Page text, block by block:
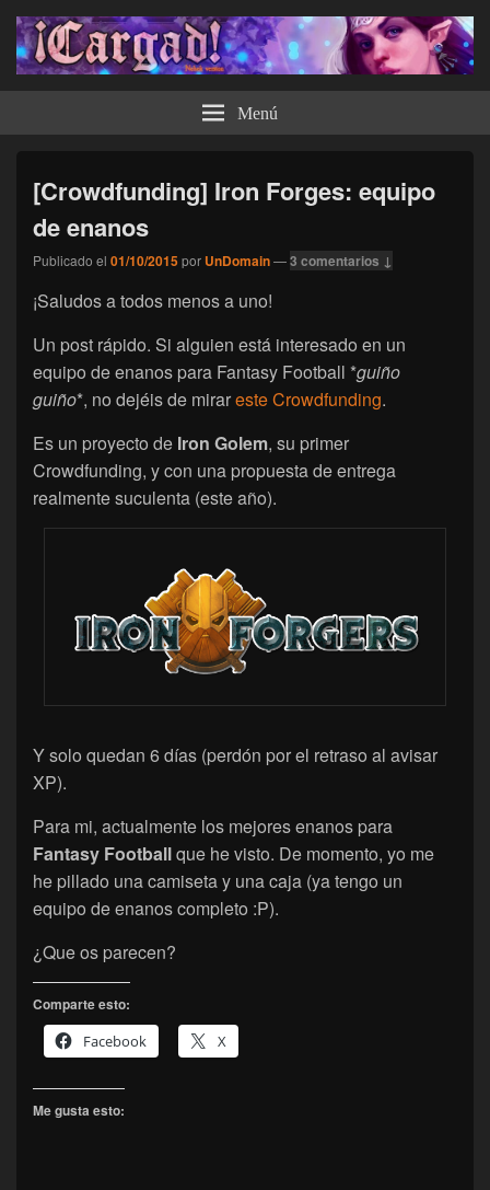
¡Cargad! Menú
[Crowdfunding] Iron Forges: equipo
de enanos
Publicado el 01/10/2015por UnDomain—3 comentarios ↓
¡Saludos a todos menos a uno!
Un post rápido. Si alguien está interesado en un
equipo de enanos para Fantasy Football *guiño
guiño*, no dejéis de mirareste Crowdfunding.
Es un proyecto de Iron Golem, su primer
Crowdfunding, y con una propuesta de entrega
realmente suculenta (este año).
Y solo quedan 6 días (perdón por el retraso al avisar
XP).
Para mi, actualmente los mejores enanos para
Fantasy Footballque he visto. De momento, yo me
he pillado una camiseta y una caja (ya tengo un
equipo de enanos completo :P).
¿Que os parecen?
Comparte esto:
Facebook
X
Me gusta esto: